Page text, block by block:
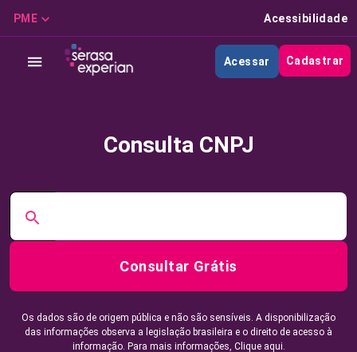
PME Acessibilidade
Acessar Cadastrar
Consulta CNPJ
Consultar Grátis
Os dados são de origem pública e não são sensíveis. A disponibilização
das informações observa a legislação brasileira e o direito de acesso à
informação. Para mais informações, Clique aqui.